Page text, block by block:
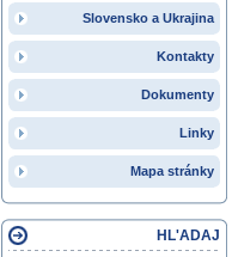
Slovensko a Ukrajina
Kontakty
Dokumenty
Linky
Mapa stránky
HL'ADAJ